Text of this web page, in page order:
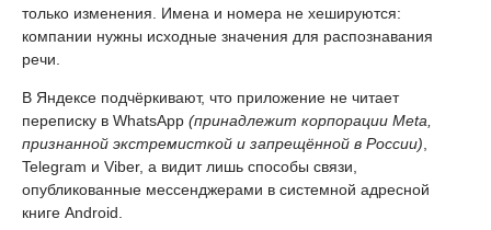
только изменения. Имена и номера не хешируются:
компании нужны исходные значения для распознавания
речи.
В Яндексе подчёркивают, что приложение не читает
переписку в WhatsApp (принадлежит корпорации Meta,
признанной экстремисткой и запрещённой в России),
Telegram и Viber, а видит лишь способы связи,
опубликованные мессенджерами в системной адресной
книге Android.